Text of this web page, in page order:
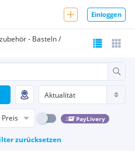
Einloggen
- Basteln /
Preis PayLivery
zurücksetzen